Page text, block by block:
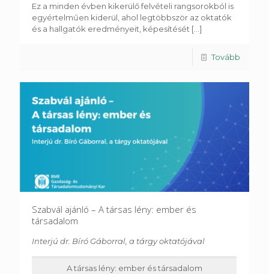
Ez a minden évben kikerülő felvételi rangsorokból is
egyértelműen kiderül, ahol legtöbbször az oktatók
és a hallgatók eredményeit, képesítését [...]
Tovább
Szabvál ajánló – A társas lény: ember és
társadalom
Interjú dr. Bíró Gáborral, a tárgy oktatójával
A társas lény: ember és társadalom